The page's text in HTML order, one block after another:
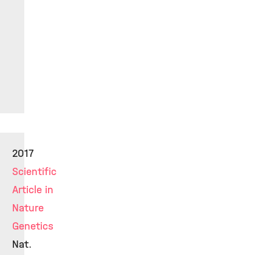
2017
Scientific
Article in
Nature
Genetics
Nat.